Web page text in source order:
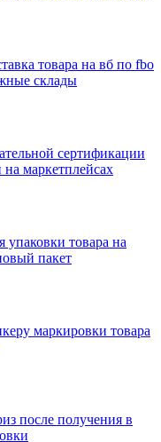
товара на вб по fbo
склады
сертификации
маркетплейсах
упаковки товара на
пакет
маркировки товара
после получения в